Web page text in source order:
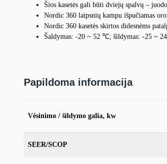
Šios kasetės gali būti dviejų spalvų –
Nordic 360 laipsnių kampu išpučiamas
Nordic 360 kasetės skirtos didesnėms
Šaldymas: -20 ~ 52 ℃; šildymas: -25 ~
Papildoma informacija
Vėsinimo / šildymo galia, kw
SEER/SCOP